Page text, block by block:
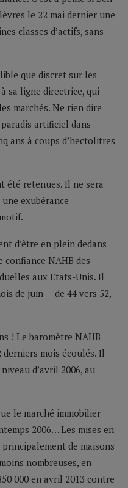
le 22 mai dernier une
classes d’actifs, sans
que discret sur les
sa ligne directrice, qui
marchés. Ne rien dire
artificiel dans
ans à coups d’hectolitres
été retenues. Il ne sera
exubérance
d’être en plein dedans
confiance NAHB des
aux Etats-Unis. Il
de juin — de 44 vers 52,
! Le baromètre NAHB
derniers mois écoulés. Il
d’avril 2006, au
le marché immobilier
2006… Les mises en
de maisons
nombreuses, en
000 en avril 2013 contre